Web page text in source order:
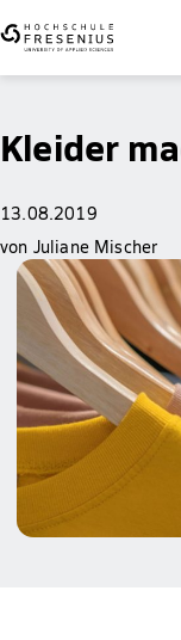
Kleider
13.08.2019
von Juliane Mischer